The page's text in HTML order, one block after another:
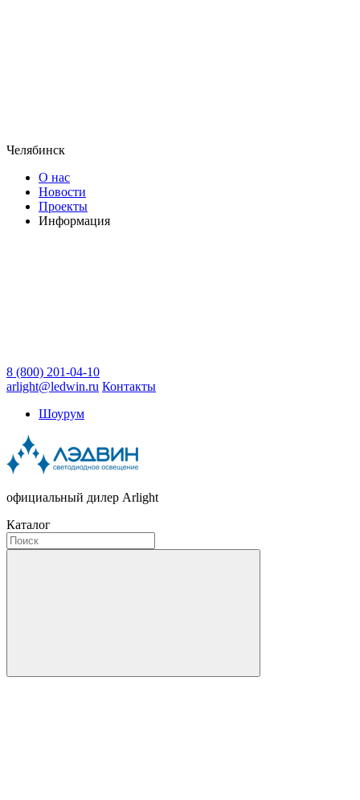
Челябинск
О нас
Новости
Проекты
Информация
8 (800) 201-04-10
arlight@ledwin.ru Контакты
Шоурум
официальный дилер Arlight
Каталог